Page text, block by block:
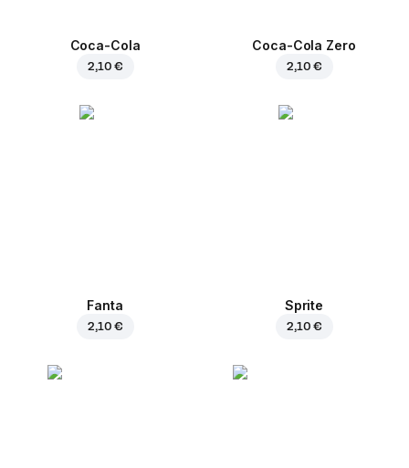
Coca-Cola
2,10 €
Coca-Cola Zero
2,10 €
Fanta
2,10 €
Sprite
2,10 €